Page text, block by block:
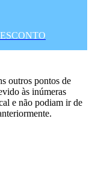
outros pontos de
às inúmeras
e não podiam ir de